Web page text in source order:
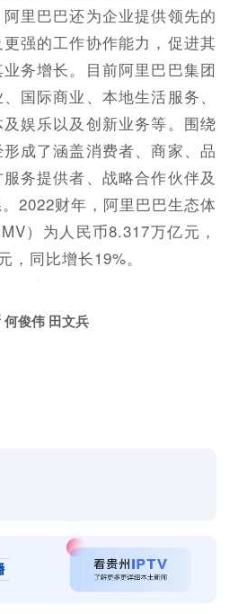
里巴巴还为企业提供领先的
强的工作协作能力，促进其
务增长。目前阿里巴巴集团
国际商业、本地生活服务、
娱乐以及创新业务等。围绕
成了涵盖消费者、商家、品
务提供者、战略合作伙伴及
2022财年，阿里巴巴生态体
）为人民币8.317万亿元，
，同比增长19%。
俊伟 田文兵